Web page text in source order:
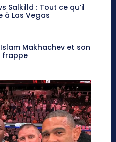
Salkilld : Tout ce qu’il
Las Vegas
Makhachev et son
frappe